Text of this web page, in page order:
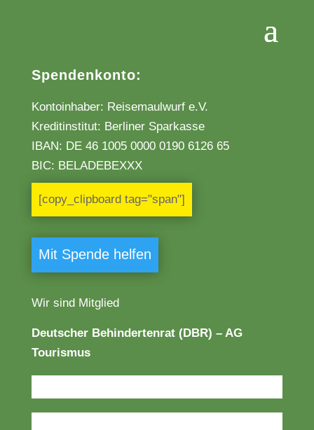
Spendenkonto:
Kontoinhaber: Reisemaulwurf e.V.
Kreditinstitut: Berliner Sparkasse
IBAN: DE 46 1005 0000 0190 6126 65
BIC: BELADEBEXXX
[copy_clipboard tag="span"]
Mit Spende helfen
Wir sind Mitglied
Deutscher Behindertenrat (DBR) – AG
Tourismus